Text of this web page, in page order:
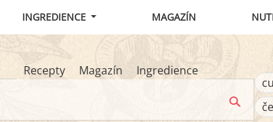
INGREDIENCE MAGAZÍN
Recepty Magazín
Ingredience